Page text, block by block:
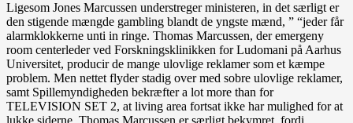
Ligesom Jones Marcussen understreger ministeren, in det særligt er
den stigende mængde gambling blandt de yngste mænd, ” “jeder får
alarmklokkerne unti in ringe. Thomas Marcussen, der emergeny
room centerleder ved Forskningsklinikken for Ludomani på Aarhus
Universitet, producir de mange ulovlige reklamer som et kæmpe
problem. Men nettet flyder stadig over med sobre ulovlige reklamer,
samt Spillemyndigheden bekræfter a lot more than for
TELEVISION SET 2, at living area fortsat ikke har mulighed for at
lukke siderne. Thomas Marcussen er særligt bekymret, fordi